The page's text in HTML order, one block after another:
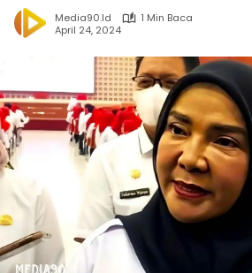
Media90.id
1 Min Baca
April 24, 2024